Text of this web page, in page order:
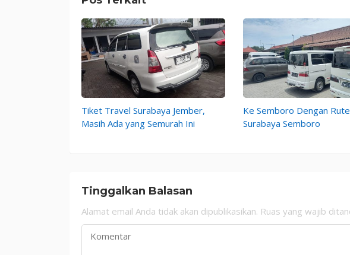
Tiket Travel Surabaya Jember,
Masih Ada yang Semurah Ini
Ke Semboro Dengan
Surabaya Semboro
Tinggalkan Balasan
Alamat email Anda tidak akan dipublikasikan. Ruas yang wajib